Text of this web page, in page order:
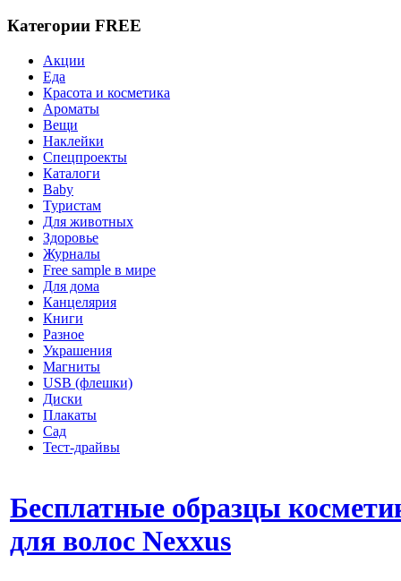
Категории FREE
Акции
Еда
Красота и косметика
Ароматы
Вещи
Наклейки
Спецпроекты
Каталоги
Baby
Туристам
Для животных
Здоровье
Журналы
Free sample в мире
Для дома
Канцелярия
Книги
Разное
Украшения
Магниты
USB (флешки)
Диски
Плакаты
Сад
Тест-драйвы
Бесплатные образцы
для волос Nexxus